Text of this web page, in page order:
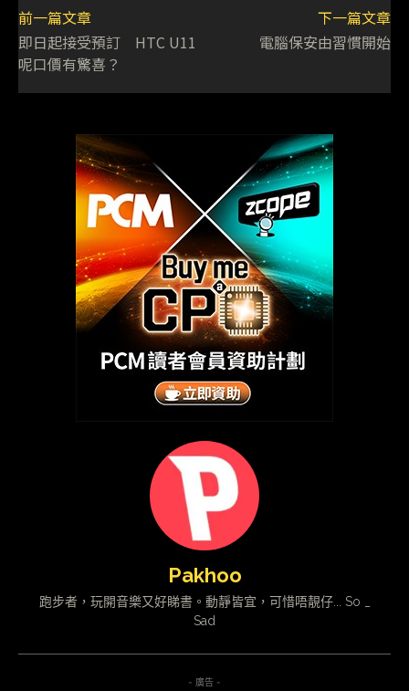
前一篇文章
即日起接受預訂 HTC U11
呢口價有驚喜？
下一篇文章
電腦保安由習慣開始
Pakhoo
跑步者，玩開音樂又好睇書。動靜皆宜，可惜唔靚仔... So _
Sad
- 廣告 -